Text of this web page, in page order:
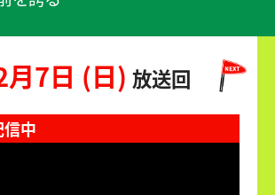
月7日 (日) 放送回
中